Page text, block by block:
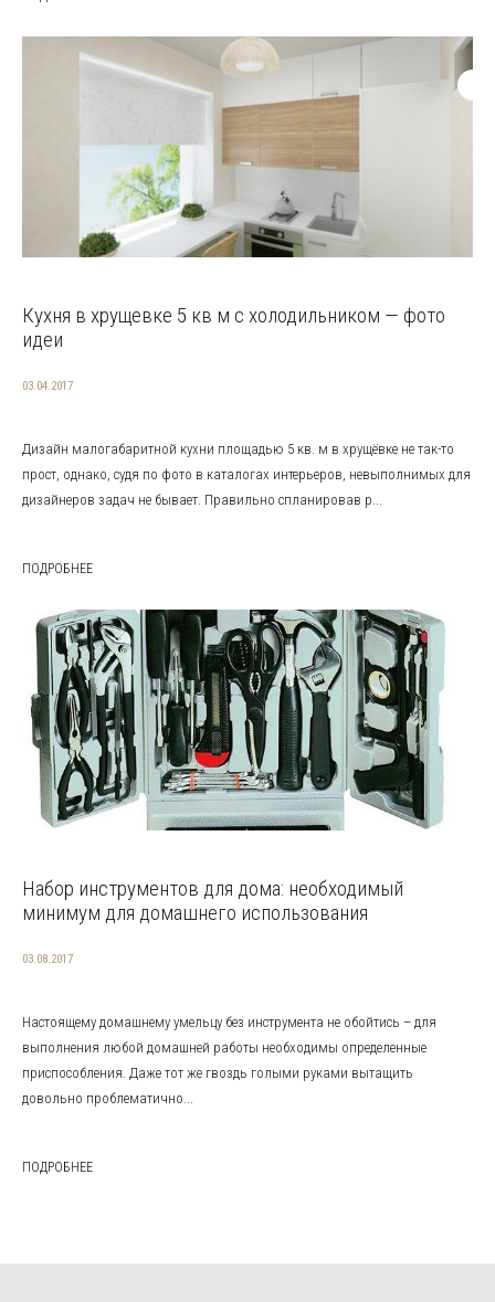
Кухня в хрущевке 5 кв м с холодильником — фото
идеи
03.04.2017
Дизайн малогабаритной кухни площадью 5 кв. м в хрущёвке не так-то
прост, однако, судя по фото в каталогах интерьеров, невыполнимых для
дизайнеров задач не бывает. Правильно спланировав р...
ПОДРОБНЕЕ
Набор инструментов для дома: необходимый
минимум для домашнего использования
03.08.2017
Настоящему домашнему умельцу без инструмента не обойтись – для
выполнения любой домашней работы необходимы определенные
приспособления. Даже тот же гвоздь голыми руками вытащить
довольно проблематично...
ПОДРОБНЕЕ